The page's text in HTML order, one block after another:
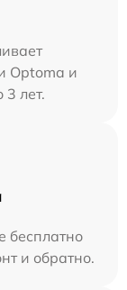
Optoma и
3 лет.
бесплатно
и обратно.